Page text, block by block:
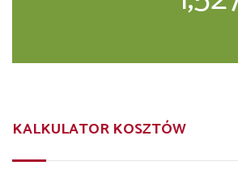
KALKULATOR KOSZTÓW